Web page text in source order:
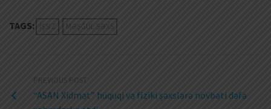
TAGS: İŞSIZ MƏŞĞUL ŞƏXS
PREVIOUS POST
“ASAN Xidmət” hüquqi və fiziki şəxslərə növbəti dəfə